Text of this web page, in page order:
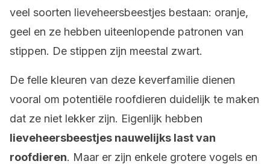
veel soorten lieveheersbeestjes bestaan: oranje,
geel en ze hebben uiteenlopende patronen van
stippen. De stippen zijn meestal zwart.
De felle kleuren van deze keverfamilie dienen
vooral om potentiële roofdieren duidelijk te maken
dat ze niet lekker zijn. Eigenlijk hebben
lieveheersbeestjes nauwelijks last van
roofdieren. Maar er zijn enkele grotere vogels en